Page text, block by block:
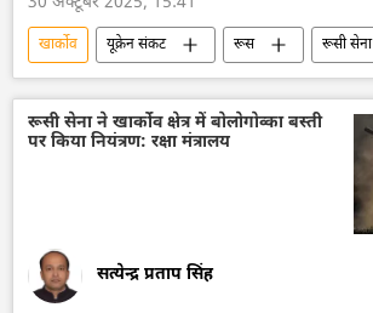
खार्कोव यूक्रेन संकट रूस
रूसी सेना
रक्षा मंत्रालय (MoD)
विशेष सैन्य अभियान
यूक्रेन सशस्त्र बल
यूक्रेन ज़पोरोज्ये
रूसी सेना ने खार्कोव क्षेत्र में बोलोगोव्का बस्ती
पर किया नियंत्रण: रक्षा मंत्रालय
सत्येन्द्र प्रताप सिंह